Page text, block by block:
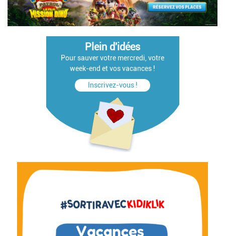
Plein d'idées
Pour sauver votre mercredi, votre
week-end et vos vacances !
Inscrivez-vous !